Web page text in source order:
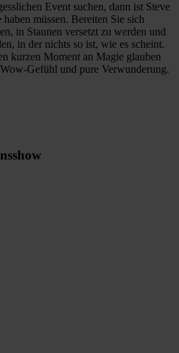
Event suchen, dann ist Steve
müssen. Bereiten Sie sich
in Staunen versetzt zu werden und
in der nichts so ist, wie es scheint.
kurzen Moment an Magie glauben
Gefühl und pure Verwunderung.